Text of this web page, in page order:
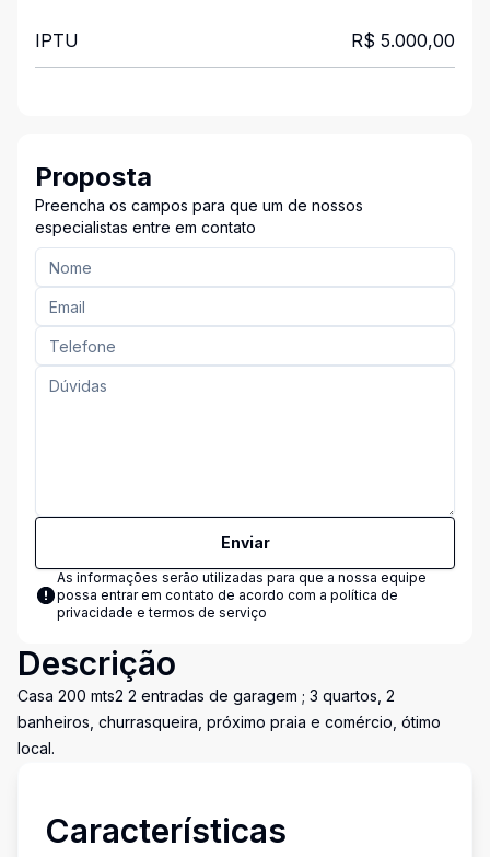
IPTU R$ 5.000,00
Proposta
Preencha os campos para que um de nossos
especialistas entre em contato
Enviar
As informações serão utilizadas para que a nossa equipe
possa entrar em contato de acordo com a política de
privacidade e termos de serviço
Descrição
Casa 200 mts2 2 entradas de garagem ; 3 quartos, 2
banheiros, churrasqueira, próximo praia e comércio, ótimo
local.
Características